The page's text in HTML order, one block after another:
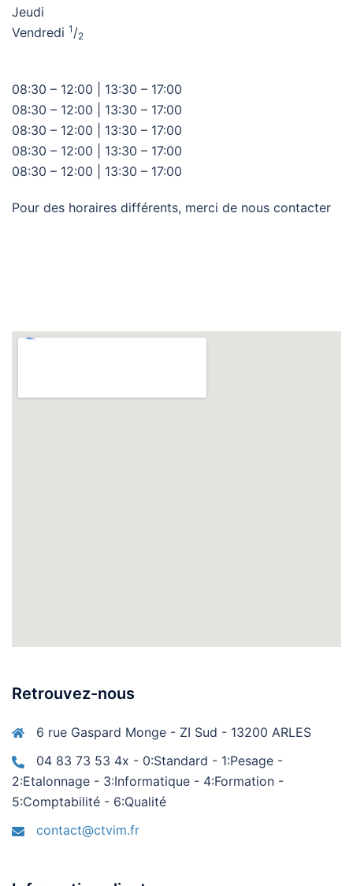
Jeudi
Vendredi 1 /2
08:30 – 12:00 | 13:30 – 17:00
08:30 – 12:00 | 13:30 – 17:00
08:30 – 12:00 | 13:30 – 17:00
08:30 – 12:00 | 13:30 – 17:00
08:30 – 12:00 | 13:30 – 17:00
Pour des horaires différents, merci de nous contacter
Retrouvez-nous
6 rue Gaspard Monge - ZI Sud - 13200 ARLES
04 83 73 53 4x - 0:Standard - 1:Pesage -
2:Etalonnage - 3:Informatique - 4:Formation -
5:Comptabilité - 6:Qualité
contact@ctvim.fr